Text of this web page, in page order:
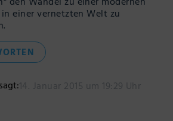
einer vernetzten Welt zu
sagt:14. Januar 2015 um 19:29 Uhr